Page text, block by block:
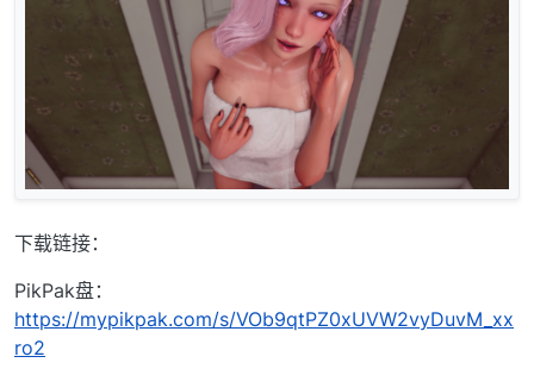
下载链接：
PikPak盘：
https://mypikpak.com/s/VOb9qtPZ0xUVW2vyDuvM_xx
ro2